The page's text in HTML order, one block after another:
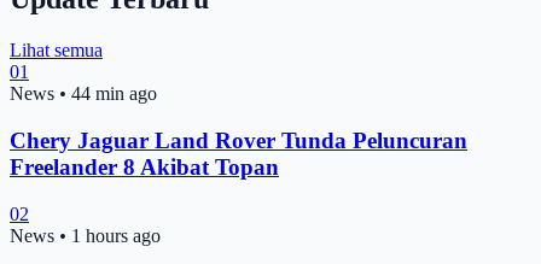
Lihat semua
01
News • 44 min ago
Chery Jaguar Land Rover Tunda Peluncuran
Freelander 8 Akibat Topan
02
News • 1 hours ago